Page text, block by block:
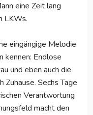
eine Zeit lang
LKWs.
eingängige Melodie
kennen: Endlose
und eben auch die
Zuhause. Sechs Tage
Verantwortung
macht den